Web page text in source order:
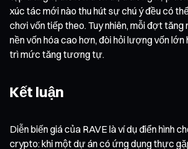
xúc tác mới nào thu hút sự chú ý đều có
chơi vốn tiếp theo. Tuy nhiên, mỗi đợt tăng
nền vốn hóa cao hơn, đòi hỏi lượng vốn lớn
trì mức tăng tương tự.
Kết luận
Diễn biến giá của RAVE là ví dụ điển hình
crypto: khi một dự án có ứng dụng thực